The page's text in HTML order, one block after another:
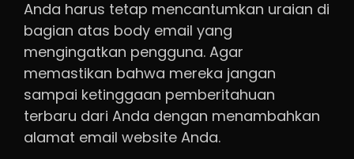
Anda harus tetap mencantumkan uraian di
bagian atas body email yang
mengingatkan pengguna. Agar
memastikan bahwa mereka jangan
sampai ketinggaan pemberitahuan
terbaru dari Anda dengan menambahkan
alamat email website Anda.